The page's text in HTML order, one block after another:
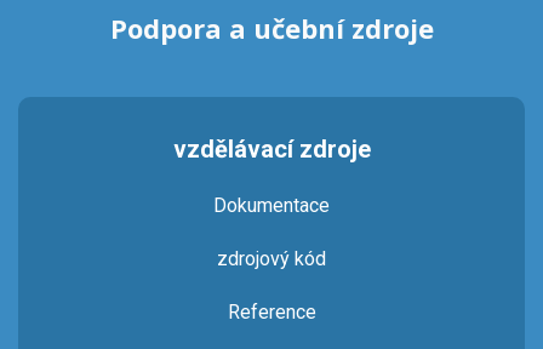
Podpora a učební zdroje
vzdělávací zdroje
Dokumentace
zdrojový kód
Reference